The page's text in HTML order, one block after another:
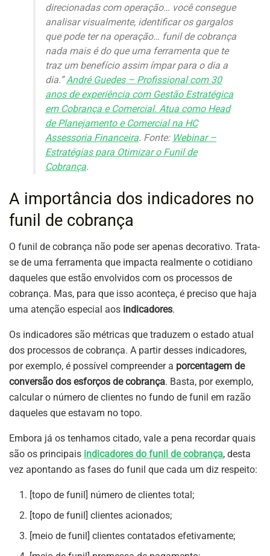
direcionadas com operação… você consegue
analisar visualmente, identificar os gargalos
que pode ter na operação… funil de cobrança
nada mais é do que uma ferramenta que te
traz um benefício assim ímpar para o dia a
dia.”André Guedes – Profissional com 30
anos de experiência com Gestão Estratégica
em Cobrança e Comercial. Atua como Head
de Planejamento e Comercial na HC
Assessoria Financeira. Fonte: Webinar –
Estratégias para Otimizar o Funil de
Cobrança.
A importância dos indicadores no
funil de cobrança
O funil de cobrança não pode ser apenas decorativo. Trata-
se de uma ferramenta que impacta realmente o cotidiano
daqueles que estão envolvidos com os processos de
cobrança. Mas, para que isso aconteça, é preciso que haja
uma atenção especial aos indicadores.
Os indicadores são métricas que traduzem o estado atual
dos processos de cobrança. A partir desses indicadores,
por exemplo, é possível compreender a porcentagem de
conversão dos esforços de cobrança. Basta, por exemplo,
calcular o número de clientes no fundo de funil em razão
daqueles que estavam no topo.
Embora já os tenhamos citado, vale a pena recordar quais
são os principais indicadores do funil de cobrança, desta
vez apontando as fases do funil que cada um diz respeito:
[topo de funil] número de clientes total;
[topo de funil] clientes acionados;
[meio de funil] clientes contatados efetivamente;